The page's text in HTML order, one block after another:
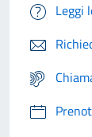
Leggi